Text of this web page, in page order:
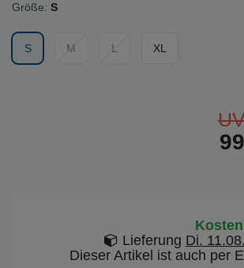
Größe: S
S M L XL
Lieferung Di.
Dieser Artikel ist auch per